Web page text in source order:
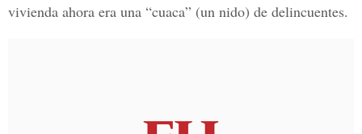
vivienda ahora era una “cuaca” (un nido) de delincuentes.